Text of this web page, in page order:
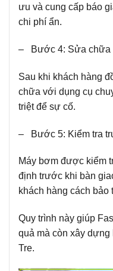
ưu và cung cấp báo
chi phí ẩn.
– Bước 4: Sửa chữa
Sau khi khách hàng
chữa với dụng cụ
triệt để sự cố.
– Bước 5: Kiểm tra
Máy bơm được kiểm
định trước khi bàn
khách hàng cách bảo
Quy trình này giúp
quả mà còn xây
Tre.